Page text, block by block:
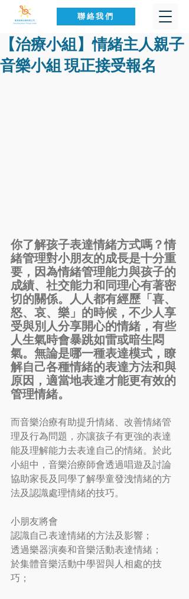
聯絡我們
【治療小組】情緒主人親子
音樂小組 現正接受報名
你了解孩子表達情緒方式嗎？情
緒管理對小朋友的成長是十分重
要，因為情緒管理能力與孩子的
成績、社交能力和同理心有著密
切的關係。人人都有經歷「喜、
怒、哀、樂」的時候，不少人享
受與別人分享開心的情緒，有些
人生氣時會暴跳如雷或暗生悶
氣。無論是哪一種表達模式，瞭
解自己各種情緒的表達方法和與
原因，適當地表達才能更有效的
管理情緒。
而音樂治療有助提升情緒、改善情緒管
理及行為問題，亦讓孩子有更強的表達
能及理解能力去表達自己的情緒。於此
小組中，音樂治療師會透過唱遊及討論
協助家長及同學了解學童發洩情緒的方
法及認識處理情緒的技巧。
小朋友將會
認識自己表達情緒的方法及影響；
透過樂器演奏和音樂活動表達情緒；
於集體音樂活動中學習與人相處的技
巧；